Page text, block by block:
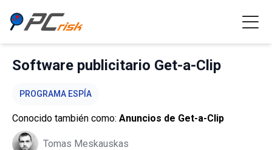
Software publicitario Get-a-Clip
PROGRAMA ESPÍA
Conocido también como: Anuncios de Get-a-Clip
Tomas Meskauskas